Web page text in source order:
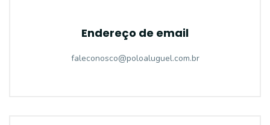
Endereço de email
faleconosco@poloaluguel.com.br